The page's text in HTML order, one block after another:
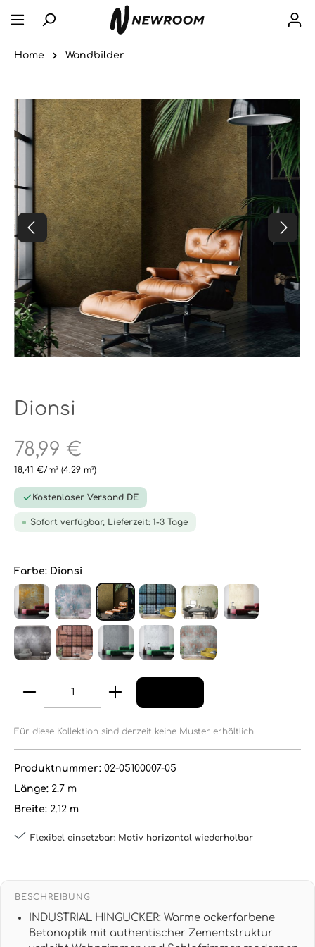
Home Wandbilder
Dionsi
78,99 €
18,41 €/m² (4.29 m²)
Kostenloser Versand DE
Sofort verfügbar, Lieferzeit: 1-3 Tage
Farbe: Dionsi
Für diese Kollektion sind derzeit keine Muster erhältlich.
Produktnummer: 02-05100007-05
Länge: 2.7 m
Breite: 2.12 m
Flexibel einsetzbar: Motiv horizontal wiederholbar
BESCHREIBUNG
INDUSTRIAL HINGUCKER: Warme ockerfarbene
Betonoptik mit authentischer Zementstruktur